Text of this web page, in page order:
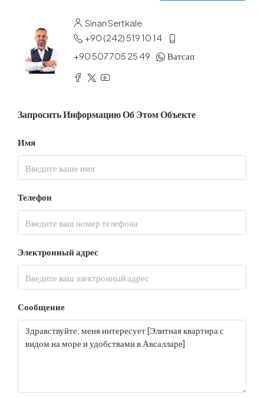
Sinan Sertkale
+90 (242) 519 10 14
+90 507 705 25 49
Ватсап
Запросить Информацию Об Этом Объекте
Имя
Телефон
Электронный адрес
Сообщение